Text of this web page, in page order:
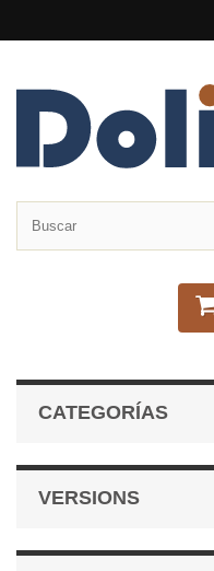
CATEGORÍAS
VERSIONS